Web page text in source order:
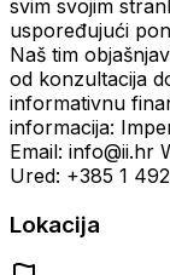
svim svojim
uspoređujući
Naš tim
od konzultacija
informativnu
informacija:
Email: info@ii.hr
Ured: +385 1
Lokacija